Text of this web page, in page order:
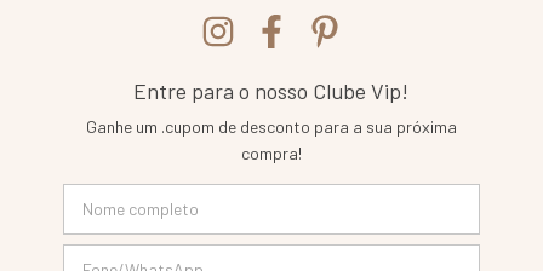
Entre para o nosso Clube Vip!
Ganhe um .cupom de desconto para a sua próxima
compra!